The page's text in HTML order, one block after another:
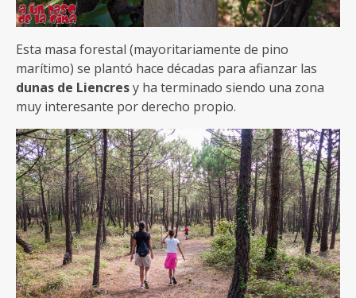
Esta masa forestal (mayoritariamente de pino
marítimo) se plantó hace décadas para afianzar las
dunas de Liencresy ha terminado siendo una zona
muy interesante por derecho propio.